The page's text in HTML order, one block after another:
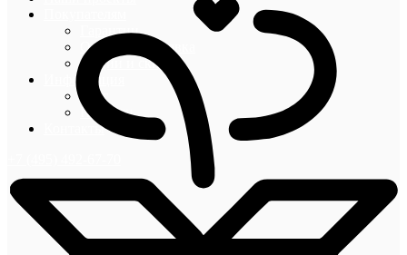
Гарантии
Оплата и доставка
Акции и скидки
Информация
Блог
Новости
Контакты